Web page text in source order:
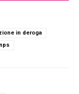
in deroga